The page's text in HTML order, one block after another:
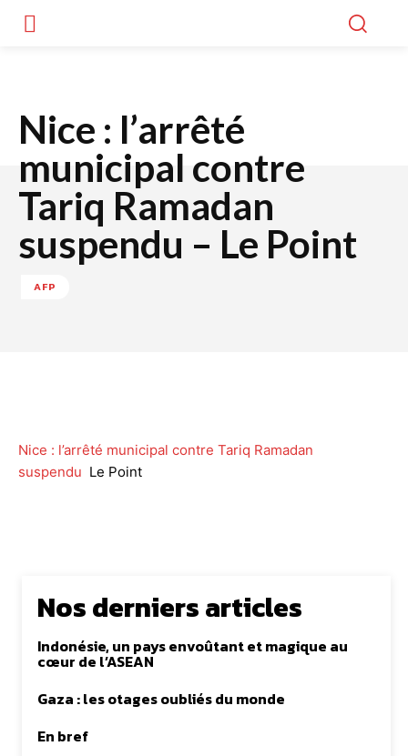
Nice : l’arrêté
municipal contre
Tariq Ramadan
suspendu – Le Point
AFP
Nice : l’arrêté municipal contre Tariq Ramadan
suspendu Le Point
Nos derniers articles
Indonésie, un pays envoûtant et magique au
cœur de l’ASEAN
Gaza : les otages oubliés du monde
En bref